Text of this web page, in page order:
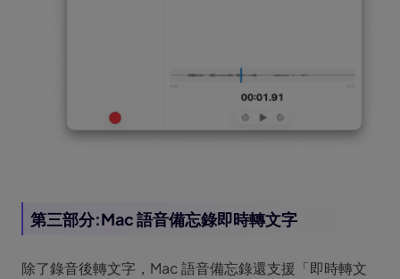
第三部分:Mac 語音備忘錄即時轉文字
除了錄音後轉文字，Mac 語音備忘錄還支援「即時轉文